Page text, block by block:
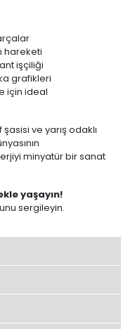
hareketi
işçiliği
grafikleri
için ideal
ve yarış odaklı
minyatür bir sanat
yaşayın!
sergileyin.